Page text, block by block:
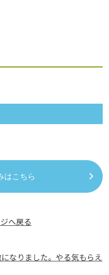
はこちら
へ戻る
なりました。やる気もらえ